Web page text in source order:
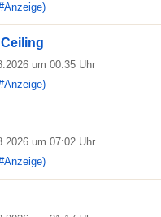
um 00:35 Uhr
um 07:02 Uhr